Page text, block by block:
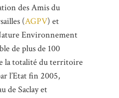
des Amis du
(AGPV) et
Environnement
de plus de 100
la totalité du territoire
l’Etat fin 2005,
de Saclay et